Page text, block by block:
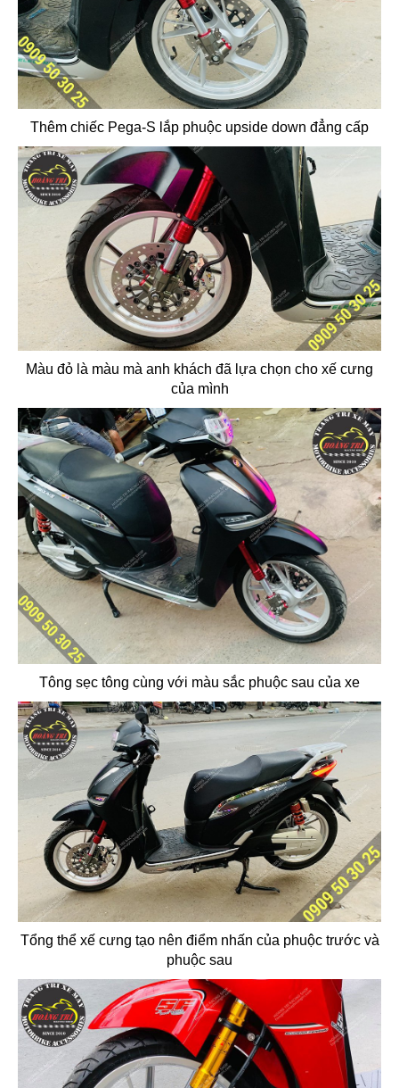
Thêm chiếc Pega-S lắp phuộc upside down đẳng cấp
Màu đỏ là màu mà anh khách đã lựa chọn cho xế cưng
của mình
Tông sẹc tông cùng với màu sắc phuộc sau của xe
Tổng thể xế cưng tạo nên điểm nhấn của phuộc trước và
phuộc sau